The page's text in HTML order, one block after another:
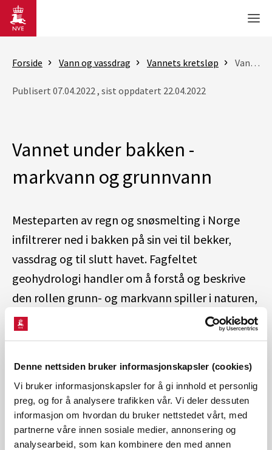
Denne nettsiden bruker informasjonskapsler (cookies)
Vi bruker informasjonskapsler for å gi innhold et personlig
preg, og for å analysere trafikken vår. Vi deler dessuten
informasjon om hvordan du bruker nettstedet vårt, med
partnerne våre innen sosiale medier, annonsering og
analysearbeid, som kan kombinere den med annen
Gå til hovedinnhold
Forside Vann og vassdrag Vannets kretsløp Vannet under bakken - markvann og grunnvann
Publisert 07.04.2022 , sist oppdatert 22.04.2022
Vannet under bakken -
markvann og grunnvann
Mesteparten av regn og snøsmelting i Norge
infiltrerer ned i bakken på sin vei til bekker,
vassdrag og til slutt havet. Fagfeltet
geohydrologi handler om å forstå og beskrive
den rollen grunn- og markvann spiller i naturen,
hvordan det kan utnyttes på en bærekraftig
måte, og hvordan det påvirkes av menneskelig
Markvann